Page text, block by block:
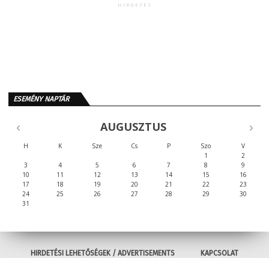
HIRDETÉS
ESEMÉNY NAPTÁR
AUGUSZTUS
H K Sze Cs P Szo
V
1
2
3
4 5 6 7 8
9
10
11 12 13 14 15
16
17
18 19 20 21 22
23
24
25 26 27 28 29
30
31
HIRDETÉSI LEHETŐSÉGEK / ADVERTISEMENTS KAPCSOLAT